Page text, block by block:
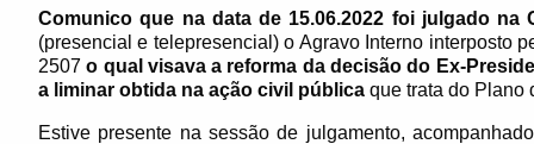
Comunico que na data de 15.06.2022 foi julgado na
(presencial e telepresencial) o Agravo Interno interposto
2507o qual visava a reforma da decisão do Ex-
a liminar obtida na ação civil pública que trata do Plano
Estive presente na sessão de julgamento,